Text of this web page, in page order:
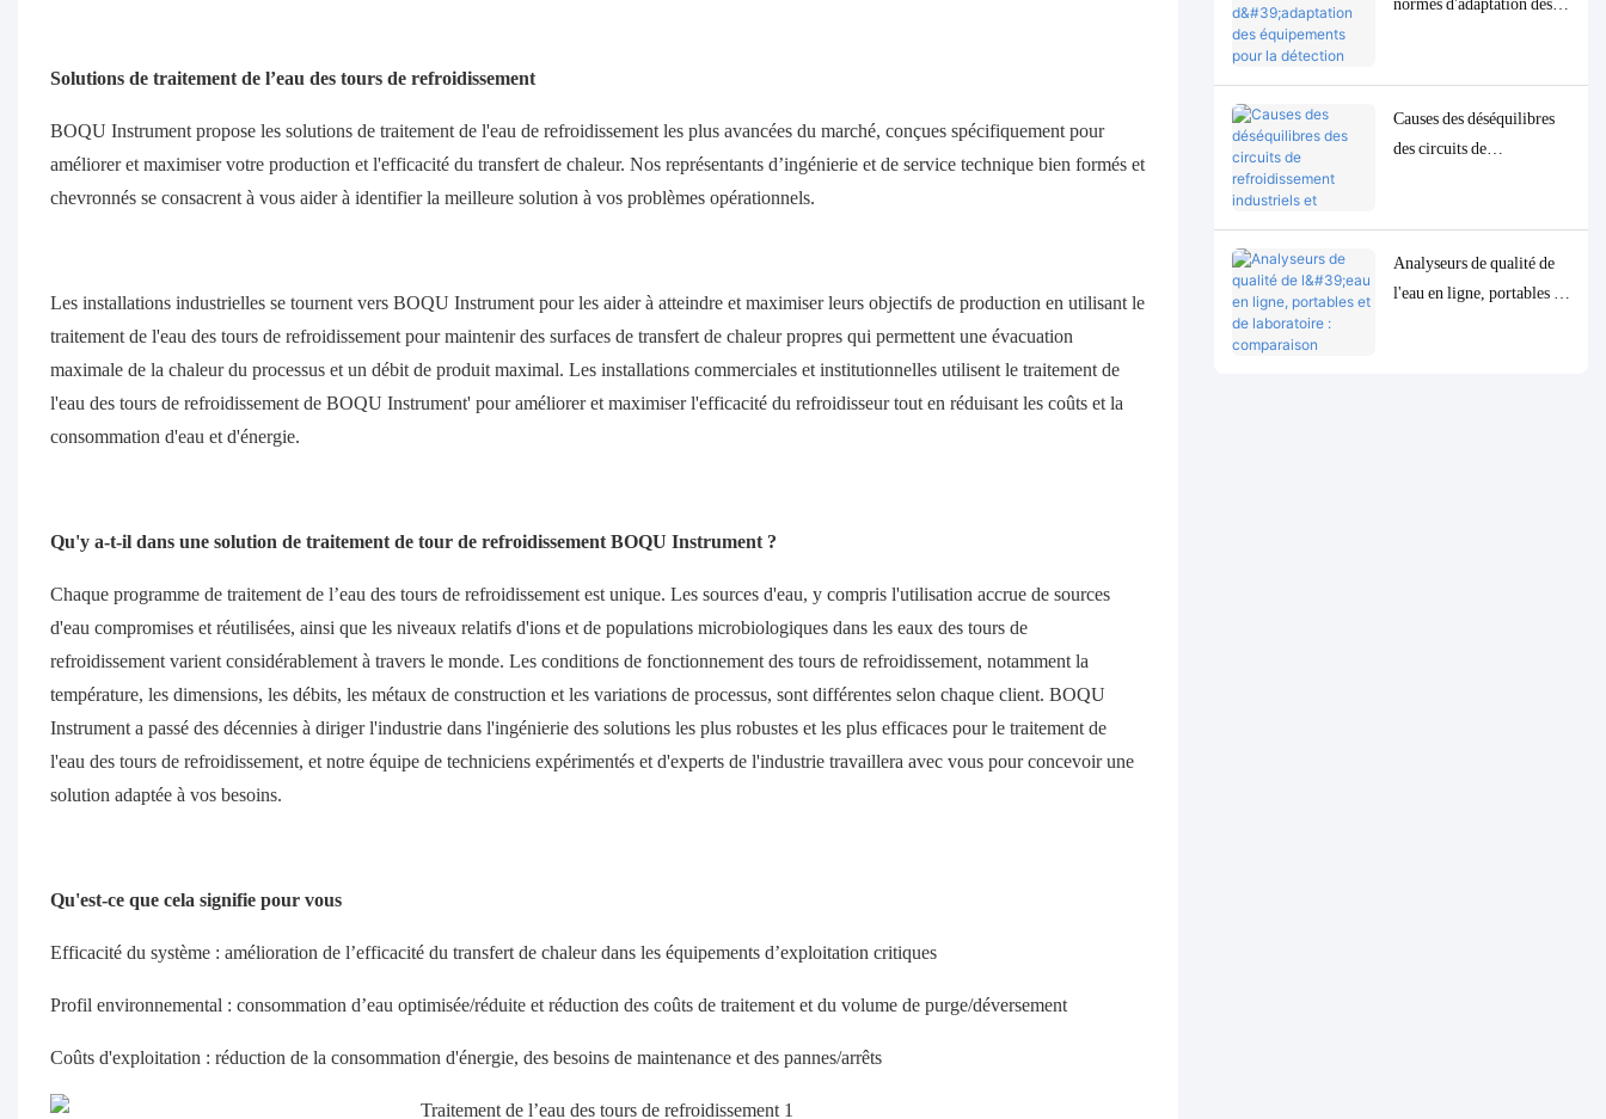
Solutions de traitement de l’eau des tours de refroidissement
BOQU Instrument propose les solutions de traitement de l'eau de refroidissement les plus avancées du marché, conçues spécifiquement pour
améliorer et maximiser votre production et l'efficacité du transfert de chaleur. Nos représentants d’ingénierie et de service technique bien formés et
chevronnés se consacrent à vous aider à identifier la meilleure solution à vos problèmes opérationnels.
Les installations industrielles se tournent vers BOQU Instrument pour les aider à atteindre et maximiser leurs objectifs de production en utilisant le
traitement de l'eau des tours de refroidissement pour maintenir des surfaces de transfert de chaleur propres qui permettent une évacuation
maximale de la chaleur du processus et un débit de produit maximal. Les installations commerciales et institutionnelles utilisent le traitement de
l'eau des tours de refroidissement de BOQU Instrument' pour améliorer et maximiser l'efficacité du refroidisseur tout en réduisant les coûts et la
consommation d'eau et d'énergie.
Qu'y a-t-il dans une solution de traitement de tour de refroidissement BOQU Instrument ?
Chaque programme de traitement de l’eau des tours de refroidissement est unique. Les sources d'eau, y compris l'utilisation accrue de sources
d'eau compromises et réutilisées, ainsi que les niveaux relatifs d'ions et de populations microbiologiques dans les eaux des tours de
refroidissement varient considérablement à travers le monde. Les conditions de fonctionnement des tours de refroidissement, notamment la
température, les dimensions, les débits, les métaux de construction et les variations de processus, sont différentes selon chaque client. BOQU
Instrument a passé des décennies à diriger l'industrie dans l'ingénierie des solutions les plus robustes et les plus efficaces pour le traitement de
l'eau des tours de refroidissement, et notre équipe de techniciens expérimentés et d'experts de l'industrie travaillera avec vous pour concevoir une
solution adaptée à vos besoins.
Qu'est-ce que cela signifie pour vous
Efficacité du système : amélioration de l’efficacité du transfert de chaleur dans les équipements d’exploitation critiques
Profil environnemental : consommation d’eau optimisée/réduite et réduction des coûts de traitement et du volume de purge/déversement
Coûts d'exploitation : réduction de la consommation d'énergie, des besoins de maintenance et des pannes/arrêts
paramètres de qualité de
l'eau à l'état de traces à
faible concentration
Causes des déséquilibres
des circuits de
de surveillance précises
Analyseurs de qualité de
l'eau en ligne, portables et